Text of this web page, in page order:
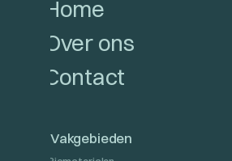
Home
Over ons
Contact
Vakgebieden